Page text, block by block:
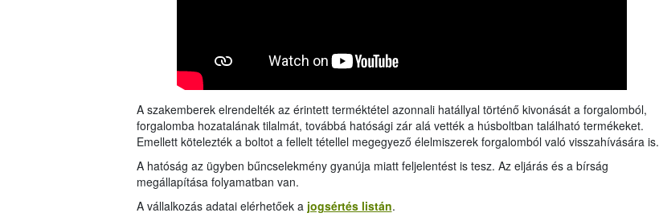
A szakemberek elrendelték az érintett terméktétel azonnali hatállyal történő kivonását a forgalomból,
forgalomba hozatalának tilalmát, továbbá hatósági zár alá vették a húsboltban található termékeket.
Emellett kötelezték a boltot a fellelt tétellel megegyező élelmiszerek forgalomból való visszahívására is.
A hatóság az ügyben bűncselekmény gyanúja miatt feljelentést is tesz. Az eljárás és a bírság
megállapítása folyamatban van.
A vállalkozás adatai elérhetőek a jogsértés listán.